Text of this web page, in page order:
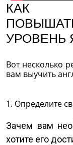
КАК
УРОВЕНЬ
Вот несколько
вам выучить
1. Определите
Зачем вам
хотите его